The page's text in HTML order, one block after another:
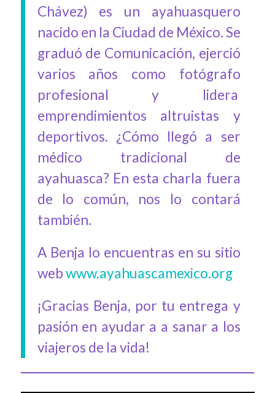
Chávez) es un ayahuasquero
nacido en la Ciudad de México. Se
graduó de Comunicación, ejerció
varios años como fotógrafo
profesional y lidera
emprendimientos altruistas y
deportivos. ¿Cómo llegó a ser
médico tradicional de
ayahuasca? En esta charla fuera
de lo común, nos lo contará
también.
A Benja lo encuentras en su sitio
webwww.ayahuascamexico.org
¡Gracias Benja, por tu entrega y
pasión en ayudar a a sanar a los
viajeros de la vida!